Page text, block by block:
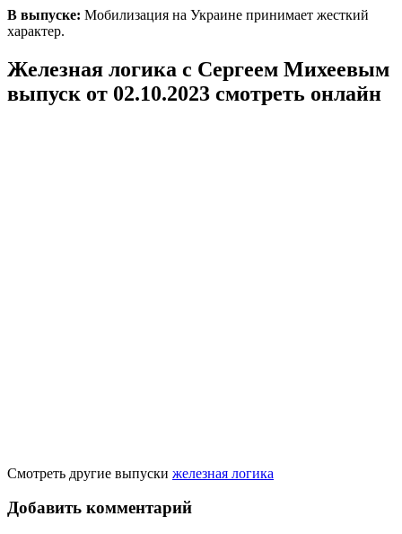
В выпуске: Мобилизация на Украине принимает жесткий
характер.
Железная логика с Сергеем Михеевым
выпуск от 02.10.2023 смотреть онлайн
Смотреть другие выпуски железная логика
Добавить комментарий